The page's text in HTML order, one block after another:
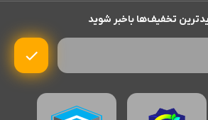
تخفیف‌ها باخبر شوید